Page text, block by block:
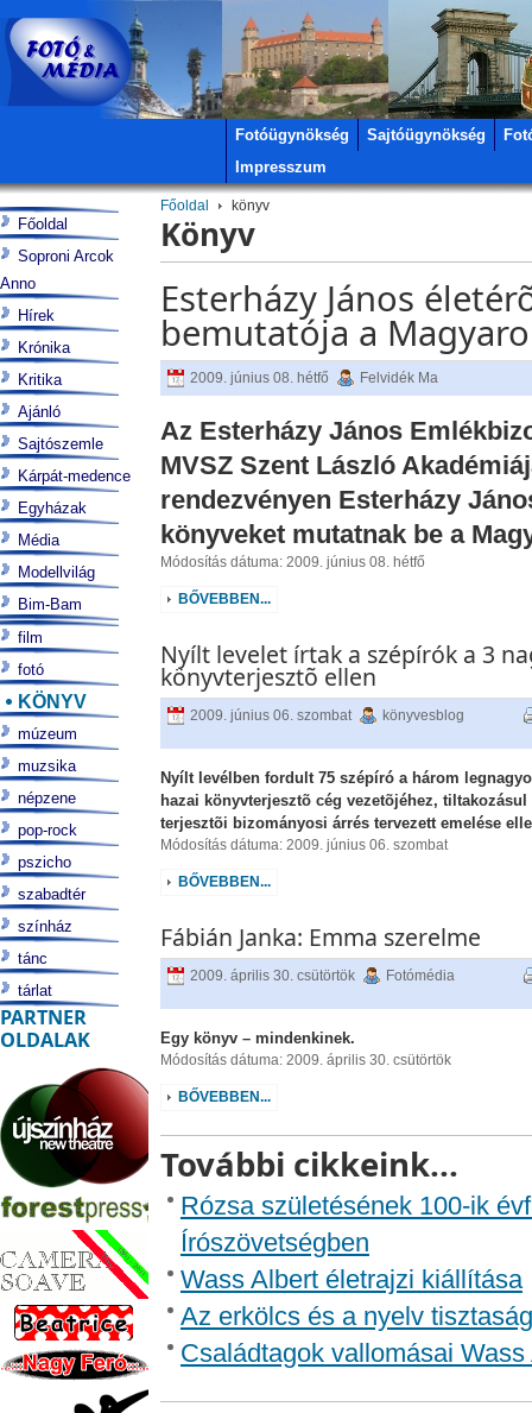
Fotóügynökség Sajtóügynökség
Impresszum
Főoldal könyv
Könyv
Esterházy János
bemutatója a
2009. június 08. hétfő Felvidék Ma
Az Esterházy János
MVSZ Szent László
rendezvényen Esterházy
könyveket mutatnak be a
Módosítás dátuma: 2009. június 08. hétfő
BŐVEBBEN...
Nyílt levelet írtak a szépírók a 3
könyvterjesztõ ellen
2009. június 06. szombat könyvesblog
Nyílt levélben fordult 75 szépíró a három
hazai könyvterjesztõ cég vezetõjéhez, tiltakozásul
terjesztõi bizományosi árrés tervezett emelése
Módosítás dátuma: 2009. június 06. szombat
BŐVEBBEN...
Fábián Janka: Emma szerelme
2009. április 30. csütörtök Fotómédia
Egy könyv – mindenkinek.
Módosítás dátuma: 2009. április 30. csütörtök
BŐVEBBEN...
További cikkeink...
Rózsa születésének 100-ik
Írószövetségben
Wass Albert életrajzi kiállítása
Az erkölcs és a nyelv
Családtagok vallomásai Wass
Főoldal
Soproni Arcok
Anno
Hírek
Krónika
Kritika
Ajánló
Sajtószemle
Kárpát-medence
Egyházak
Média
Modellvilág
Bim-Bam
film
fotó
KÖNYV
múzeum
muzsika
népzene
pop-rock
pszicho
szabadtér
színház
tánc
tárlat
PARTNER
OLDALAK